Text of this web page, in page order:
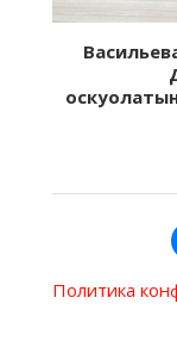
Политика